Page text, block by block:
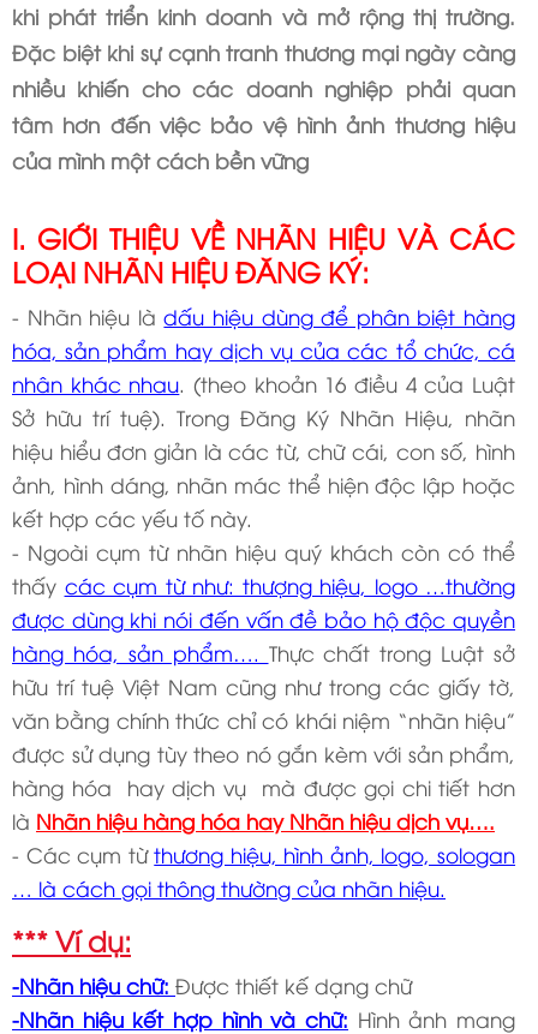
khi phát triển kinh doanh và mở rộng thị trường.
Đặc biệt khi sự cạnh tranh thương mại ngày càng
nhiều khiến cho các doanh nghiệp phải quan
tâm hơn đến việc bảo vệ hình ảnh thương hiệu
của mình một cách bền vững
I. GIỚI THIỆU VỀ NHÃN HIỆU VÀ CÁC
LOẠI NHÃN HIỆU ĐĂNG KÝ:
- Nhãn hiệu làdấu hiệu dùng để phân biệt hàng
hóa, sản phẩm hay dịch vụ của các tổ chức, cá
nhân khác nhau . (theo khoản 16 điều 4 của Luật
Sở hữu trí tuệ). Trong Đăng Ký Nhãn Hiệu, nhãn
hiệu hiểu đơn giản là các từ, chữ cái, con số, hình
ảnh, hình dáng, nhãn mác thể hiện độc lập hoặc
kết hợp các yếu tố này.
- Ngoài cụm từ nhãn hiệu quý khách còn có thể
thấy các cụm từ như: thượng hiệu, logo …thường
được dùng khi nói đến vấn đề bảo hộ độc quyền
hàng hóa, sản phẩm…. Thực chất trong Luật sở
hữu trí tuệ Việt Nam cũng như trong các giấy tờ,
văn bằng chính thức chỉ có khái niệm “nhãn hiệu”
được sử dụng tùy theo nó gắn kèm với sản phẩm,
hàng hóa hay dịch vụ mà được gọi chi tiết hơn
là Nhãn hiệu hàng hóa hay Nhãn hiệu dịch vụ….
- Các cụm từthương hiệu, hình ảnh, logo, sologan
… là cách gọi thông thường của nhãn hiệu.
*** Ví dụ:
-Nhãn hiệu chữ: Được thiết kế dạng chữ
-Nhãn hiệu kết hợp hình và chữ: Hình ảnh mang